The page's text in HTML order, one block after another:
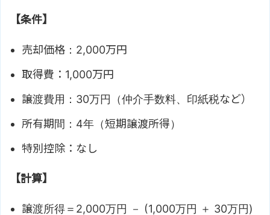
【条件】
売却価格：2,000万円
取得費：1,000万円
譲渡費用：30万円（仲介手数料、印紙税など）
所有期間：4年（短期譲渡所得）
特別控除：なし
【計算】
譲渡所得＝2,000万円 － (1,000万円 ＋ 30万円)